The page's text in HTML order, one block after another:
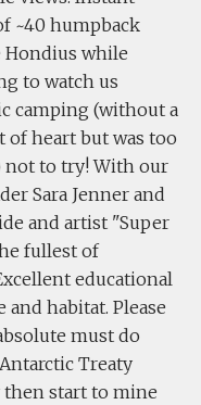
~40 humpback
Hondius while
to watch us
camping (without a
heart but was too
not to try! With our
Sara Jenner and
and artist "Super
fullest of
educational
habitat. Please
must do
Treaty
then start to mine